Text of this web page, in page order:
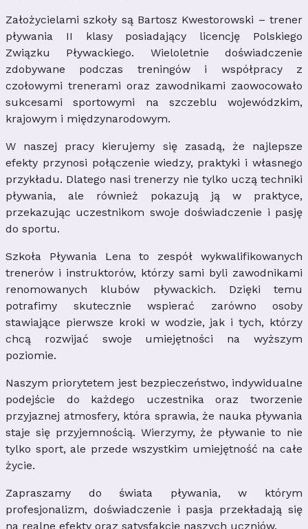
Założycielami szkoły są Bartosz Kwestorowski – trener
pływania II klasy posiadający licencję Polskiego
Związku Pływackiego. Wieloletnie doświadczenie
zdobywane podczas treningów i współpracy z
czołowymi trenerami oraz zawodnikami zaowocowało
sukcesami sportowymi na szczeblu wojewódzkim,
krajowym i międzynarodowym.
W naszej pracy kierujemy się zasadą, że najlepsze
efekty przynosi połączenie wiedzy, praktyki i własnego
przykładu. Dlatego nasi trenerzy nie tylko uczą techniki
pływania, ale również pokazują ją w praktyce,
przekazując uczestnikom swoje doświadczenie i pasję
do sportu.
Szkoła Pływania Lena to zespół wykwalifikowanych
trenerów i instruktorów, którzy sami byli zawodnikami
renomowanych klubów pływackich. Dzięki temu
potrafimy skutecznie wspierać zarówno osoby
stawiające pierwsze kroki w wodzie, jak i tych, którzy
chcą rozwijać swoje umiejętności na wyższym
poziomie.
Naszym priorytetem jest bezpieczeństwo, indywidualne
podejście do każdego uczestnika oraz tworzenie
przyjaznej atmosfery, która sprawia, że nauka pływania
staje się przyjemnością. Wierzymy, że pływanie to nie
tylko sport, ale przede wszystkim umiejętność na całe
życie.
Zapraszamy do świata pływania, w którym
profesjonalizm, doświadczenie i pasja przekładają się
na realne efekty oraz satysfakcję naszych uczniów.